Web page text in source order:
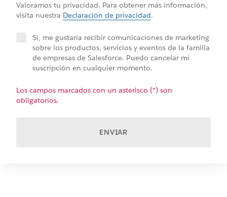
Valoramos tu privacidad. Para obtener más información,
visita nuestra Declaración de privacidad.
Sí, me gustaría recibir comunicaciones de marketing
sobre los productos, servicios y eventos de la familia
de empresas de Salesforce. Puedo cancelar mi
suscripción en cualquier momento.
Los campos marcados con un asterisco (*) son
obligatorios.
ENVIAR